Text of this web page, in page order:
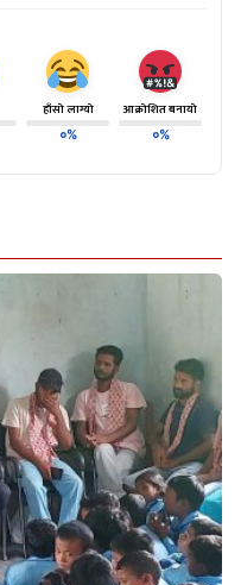
हाँसो लाग्यो
०%
आक्रोशित बनायो
०%